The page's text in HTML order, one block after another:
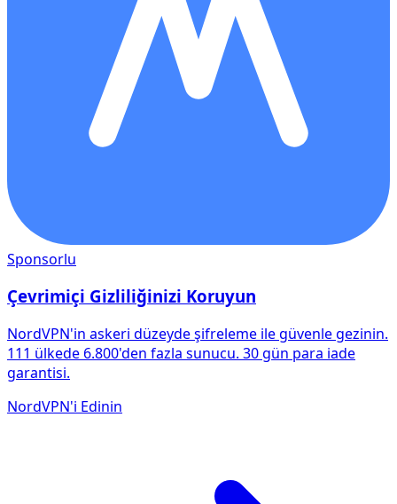
Sponsorlu
Çevrimiçi Gizliliğinizi Koruyun
NordVPN'in askeri düzeyde şifreleme ile güvenle gezinin.
111 ülkede 6.800'den fazla sunucu. 30 gün para iade
garantisi.
NordVPN'i Edinin